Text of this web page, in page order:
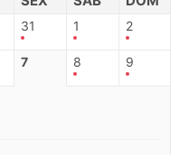
31 1 2
7 8 9